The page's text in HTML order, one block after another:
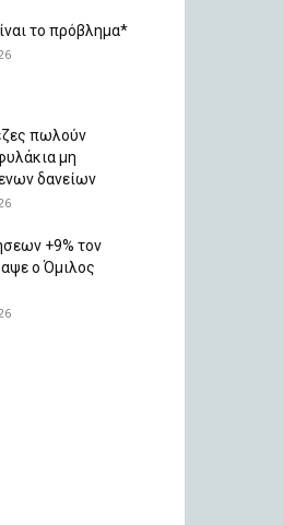
το πρόβλημα*
πωλούν
μη
δανείων
+9% τον
ο Όμιλος